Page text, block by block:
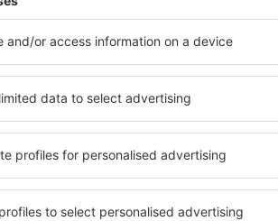
Hotel Villa Belvedere
1.035€
Taormina, 07 agosto 2026, 2 notti
Vedi più hotel a